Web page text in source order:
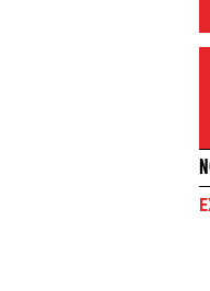
Meteorolog najavljuje još